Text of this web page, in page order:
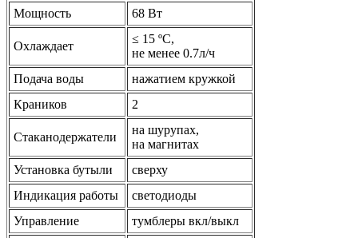
Мощность
68 Вт
Охлаждает
≤ 15 ºС,
не менее 0.7л/ч
Подача воды
нажатием кружкой
Краников
2
Стаканодержатели
на шурупах,
на магнитах
Установка бутыли
сверху
Индикация работы
светодиоды
Управление
тумблеры вкл/выкл